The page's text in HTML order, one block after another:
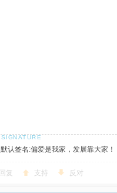
默认签名:偏爱是我家，发展靠大家
回复 支持 反对